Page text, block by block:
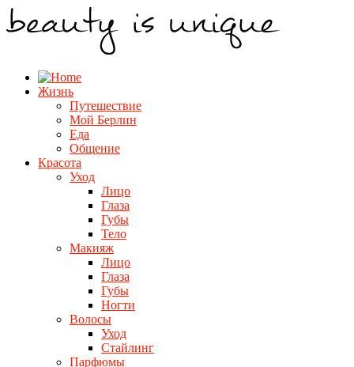
Жизнь
Путешествие
Мой Берлин
Еда
Общение
Красота
Уход
Лицо
Глаза
Губы
Тело
Макияж
Лицо
Глаза
Губы
Ногти
Волосы
Уход
Стайлинг
Парфюмы